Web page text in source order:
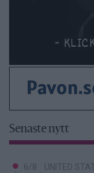
Senaste nytt
6/8 UNITED